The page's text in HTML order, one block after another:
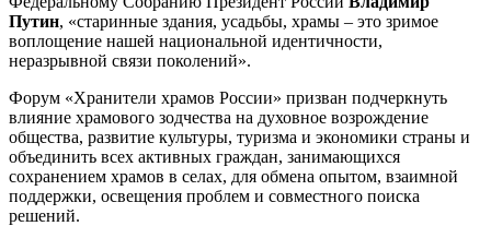
Путин, «старинные здания, усадьбы, храмы – это зримое
воплощение нашей национальной идентичности,
неразрывной связи поколений».
Форум «Хранители храмов России» призван подчеркнуть
влияние храмового зодчества на духовное возрождение
общества, развитие культуры, туризма и экономики страны и
объединить всех активных граждан, занимающихся
сохранением храмов в селах, для обмена опытом, взаимной
поддержки, освещения проблем и совместного поиска
решений.